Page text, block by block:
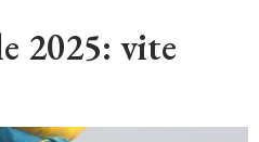
2025: vite